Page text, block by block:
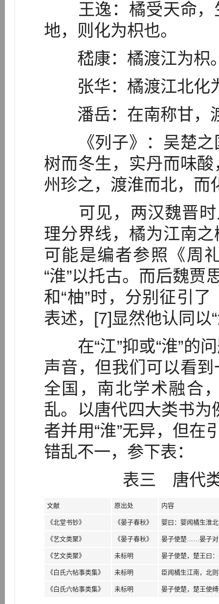
王逸：橘受天命，
地，则化为枳也。
嵇康：橘渡江为枳
张华：橘渡江北化
潘岳：在南称甘，
《列子》：吴楚之
树而冬生，实丹而味
州珍之，渡淮而北，而
可见，两汉魏晋时
理分界线，橘为江南
可能是编者参照《周
“淮”以托古。而后魏贾
和“柚”时，分别征引
表述，[7]显然他认同以
在“江”抑或“淮”的问
声音，但我们可以看
全国，南北学术融合
乱。以唐代四大类书为
者并用“淮”无异，但在
错乱不一，参下表：
表三 唐代
文献 原出处 内容
《北堂书钞》 《晏子春秋》 婴曰：婴闻橘生淮
《艺文类聚》 《晏子春秋》 晏子使楚……晏子对
《艺文类聚》 未标明 晏子使楚，楚王曰
《白氏六帖事类集》 未标明 臣闻橘生江南，北
《白氏六帖事类集》 未标明 晏子使楚，楚王使